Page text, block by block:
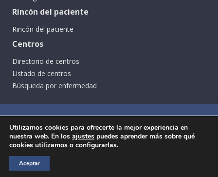
Rincón del paciente
Rincón del paciente
Centros
Directorio de centros
Listado de centros
Búsqueda por enfermedad
Ⓒ SEGCD Todos los derechos reservados -
Utilizamos cookies para ofrecerte la mejor experiencia en
nuestra web. En los ajustes puedes aprender más sobre qué
cookies utilizamos o configurarlas.
Aceptar